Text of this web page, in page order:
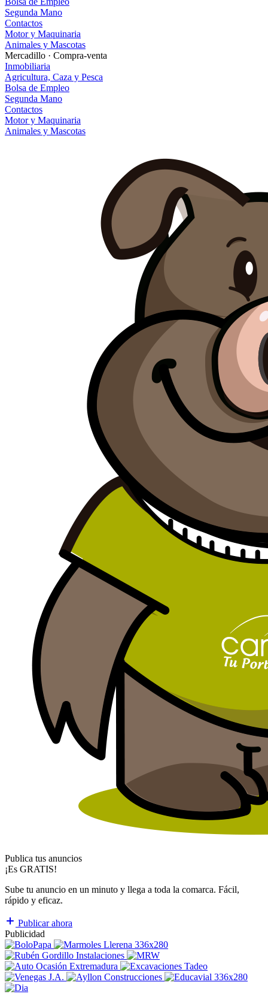
Segunda Mano
Contactos
Motor y Maquinaria
Animales y Mascotas
Mercadillo · Compra-venta
Inmobiliaria
Agricultura, Caza y Pesca
Bolsa de Empleo
Segunda Mano
Contactos
Motor y Maquinaria
Animales y Mascotas
Publica tus anuncios
¡Es GRATIS!
Sube tu anuncio en un minuto y llega a toda la comarca. Fácil,
rápido y eficaz.
Publicar ahora
Publicidad